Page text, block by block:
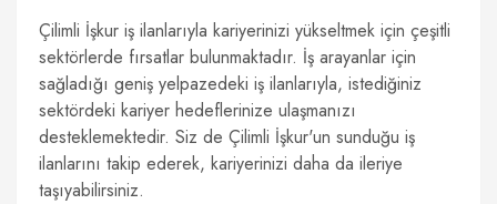
Çilimli İşkur iş ilanlarıyla kariyerinizi yükseltmek için çeşitli
sektörlerde fırsatlar bulunmaktadır. İş arayanlar için
sağladığı geniş yelpazedeki iş ilanlarıyla, istediğiniz
sektördeki kariyer hedeflerinize ulaşmanızı
desteklemektedir. Siz de Çilimli İşkur'un sunduğu iş
ilanlarını takip ederek, kariyerinizi daha da ileriye
taşıyabilirsiniz.